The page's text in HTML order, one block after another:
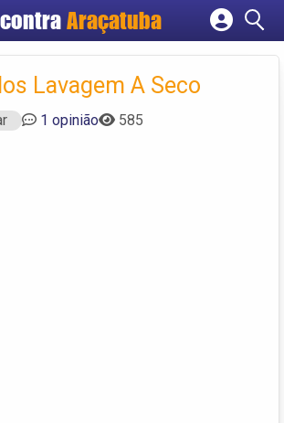
Araçatuba
Cadastrar empresa
Criar conta
Lavagem A Seco
1 opinião 585